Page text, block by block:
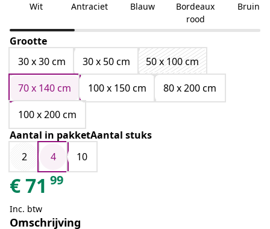
Wit Antraciet Blauw
Bordeaux
rood
Bruin
Grootte
30 x 30 cm
30 x 50 cm
50 x 100 cm
70 x 140 cm
100 x 150 cm
80 x 200 cm
100 x 200 cm
Aantal in pakketAantal stuks
2
4 10
€71 99
Inc. btw
Omschrijving